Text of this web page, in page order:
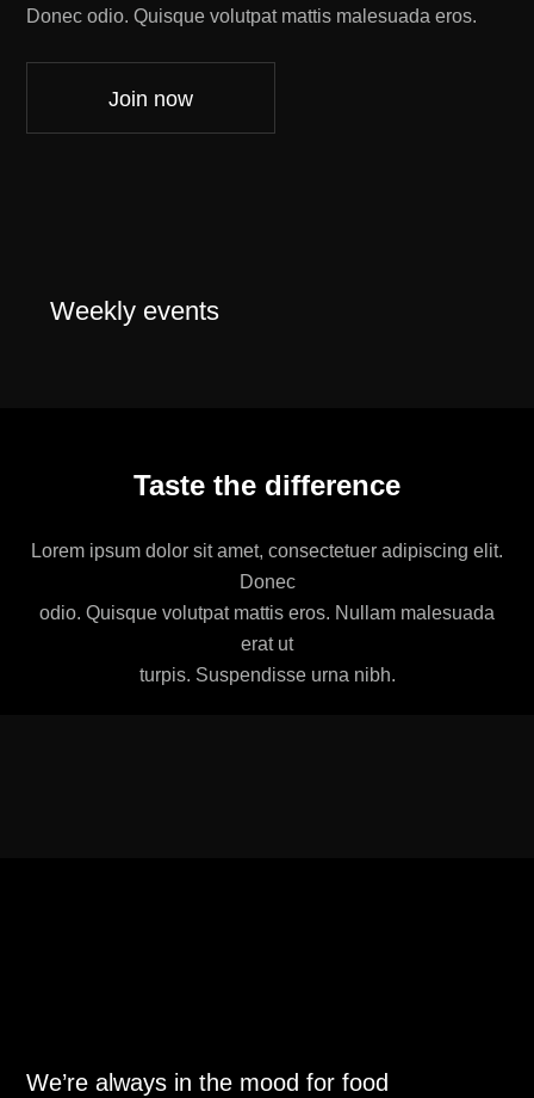
Donec odio. Quisque volutpat mattis malesuada eros.
Join now
Weekly events
Taste the difference
Lorem ipsum dolor sit amet, consectetuer adipiscing elit.
Donec
odio. Quisque volutpat mattis eros. Nullam malesuada
erat ut
turpis. Suspendisse urna nibh.
We’re always in the mood for food